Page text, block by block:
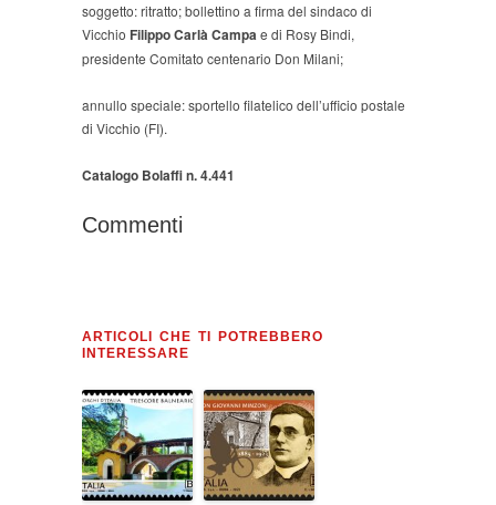
soggetto: ritratto; bollettino a firma del sindaco di
Vicchio Filippo Carlà Campae di Rosy Bindi,
presidente Comitato centenario Don Milani;
annullo speciale: sportello filatelico dell’ufficio postale
di Vicchio (FI).
Catalogo Bolaffi n. 4.441
Commenti
ARTICOLI CHE TI POTREBBERO
INTERESSARE